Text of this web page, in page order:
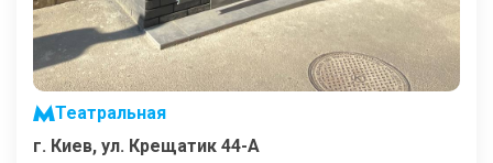
Театральная
г. Киев, ул. Крещатик 44-А